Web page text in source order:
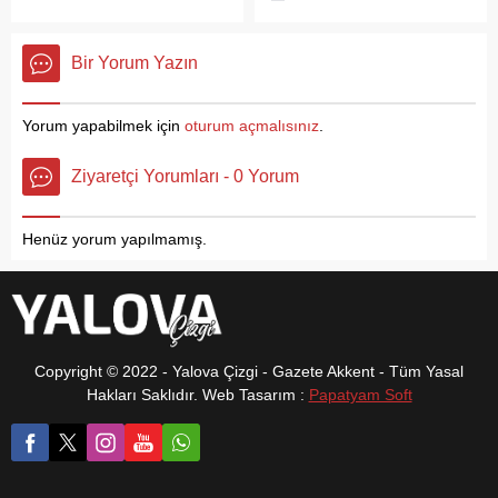
PUADER ve Afyonkarahisar
Sağlık Bilimleri
Sempozyumu” düzenlendi.
Sempozyuma Yalova
Üniversitesi Tıp Fakültesi
Arıca, Afyonkarahisar Sağlık
Bilimleri Üniversitesi
Rektörü Prof. Dr. Nurullah
Okumuş, PUADER
Başkanı...
cezası verilen Nihat Ş.,
girişiminin ardından
hakkında Yalova 2. Ağır
Bir Yorum Yazın
Yorum yapabilmek için oturum açmalısınız
Ziyaretçi Yorumları - 0 Yorum
Henüz yorum yapılmamış.
Copyright © 2022 - Yalova Çizgi - Gazete Akkent - Tüm Yasal
Hakları Saklıdır. Web Tasarım : Papatyam Soft